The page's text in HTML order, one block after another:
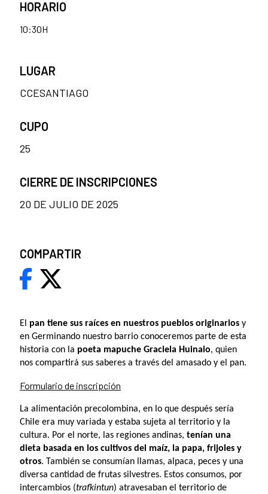
El pan tiene sus raíces en nuestros pueblos originarios y
en Germinando nuestro barrio conoceremos parte de esta
historia con la poeta mapuche Graciela Huinaio, quien
nos compartirá sus saberes a través del amasado y el pan.
Formulario de inscripción
La alimentación precolombina, en lo que después sería
Chile era muy variada y estaba sujeta al territorio y la
cultura. Por el norte, las regiones andinas, tenían una
dieta basada en los cultivos del maíz, la papa, frijoles y
otros. También se consumían llamas, alpaca, peces y una
diversa cantidad de frutas silvestres. Estos consumos, por
intercambios (trafkintun) atravesaban el territorio de
HORARIO
10:30H
LUGAR
CCESANTIAGO
CUPO
25
CIERRE DE INSCRIPCIONES
20 DE JULIO DE 2025
COMPARTIR